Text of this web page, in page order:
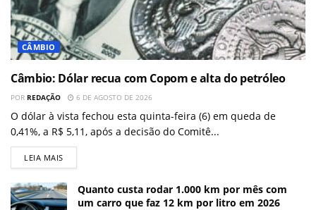
CÂMBIO
Câmbio: Dólar recua com Copom e alta do petróleo
POR REDAÇÃO 6 DE AGOSTO DE 2026
O dólar à vista fechou esta quinta-feira (6) em queda de
0,41%, a R$ 5,11, após a decisão do Comitê...
LEIA MAIS
Quanto custa rodar 1.000 km por mês com
um carro que faz 12 km por litro em 2026